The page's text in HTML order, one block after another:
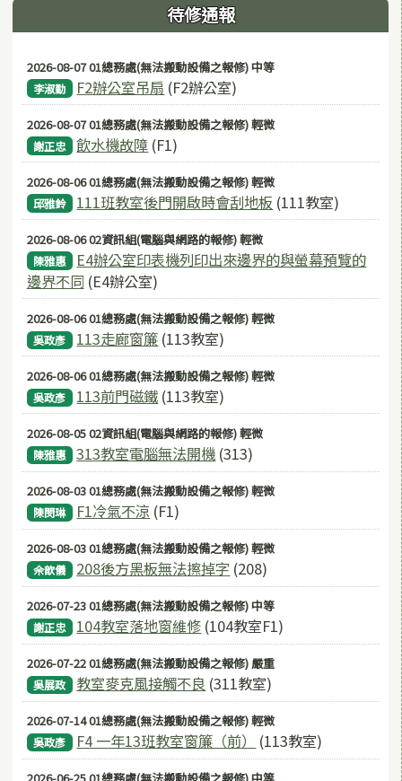
待修通報
2026-08-07 01總務處(無法搬動設備之報修) 中等
李淑勤 F2辦公室吊扇 (F2辦公室)
2026-08-07 01總務處(無法搬動設備之報修) 輕微
謝正忠 飲水機故障 (F1)
2026-08-06 01總務處(無法搬動設備之報修) 輕微
邱雅鈴 111班教室後門開啟時會刮地板 (111教室)
2026-08-06 02資訊組(電腦與網路的報修) 輕微
陳雅惠
E4辦公室印表機列印出來邊界的與螢幕預覽的
邊界不同 (E4辦公室)
2026-08-06 01總務處(無法搬動設備之報修) 輕微
吳政彥 113走廊窗簾 (113教室)
2026-08-06 01總務處(無法搬動設備之報修) 輕微
吳政彥 113前門磁鐵 (113教室)
2026-08-05 02資訊組(電腦與網路的報修) 輕微
陳雅惠 313教室電腦無法開機 (313)
2026-08-03 01總務處(無法搬動設備之報修) 輕微
陳閔琳 F1冷氣不涼 (F1)
2026-08-03 01總務處(無法搬動設備之報修) 輕微
佘歆儀 208後方黑板無法擦掉字 (208)
2026-07-23 01總務處(無法搬動設備之報修) 中等
謝正忠 104教室落地窗維修 (104教室F1)
2026-07-22 01總務處(無法搬動設備之報修) 嚴重
吳展政 教室麥克風接觸不良 (311教室)
2026-07-14 01總務處(無法搬動設備之報修) 輕微
吳政彥 F4 一年13班教室窗簾（前） (113教室)